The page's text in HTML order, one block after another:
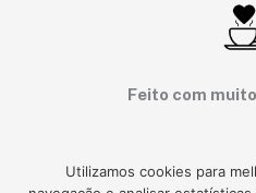
Feito com
Utilizamos cookies para